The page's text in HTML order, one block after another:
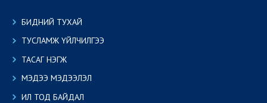
БИДНИЙ ТУХАЙ
ТУСЛАМЖ ҮЙЛЧИЛГЭЭ
ТАСАГ НЭГЖ
МЭДЭЭ МЭДЭЭЛЭЛ
ИЛ ТОД БАЙДАЛ